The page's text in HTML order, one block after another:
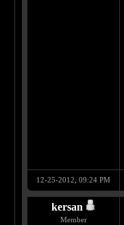
12-25-2012, 09:24 PM
kersan
Member